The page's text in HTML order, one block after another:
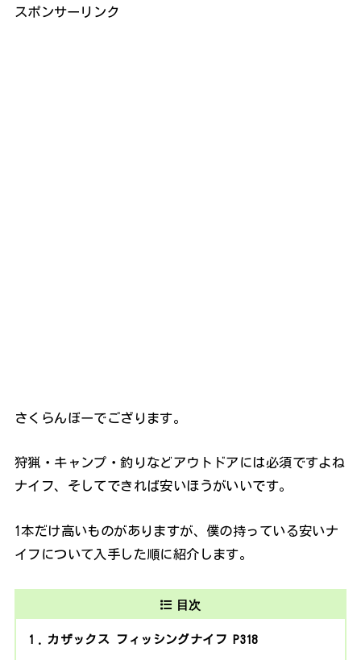
スポンサーリンク
さくらんぼーでござります。
狩猟・キャンプ・釣りなどアウトドアには必須ですよね
ナイフ、そしてできれば安いほうがいいです。
1本だけ高いものがありますが、僕の持っている安いナ
イフについて入手した順に紹介します。
目次
1 カザックス フィッシングナイフ P318